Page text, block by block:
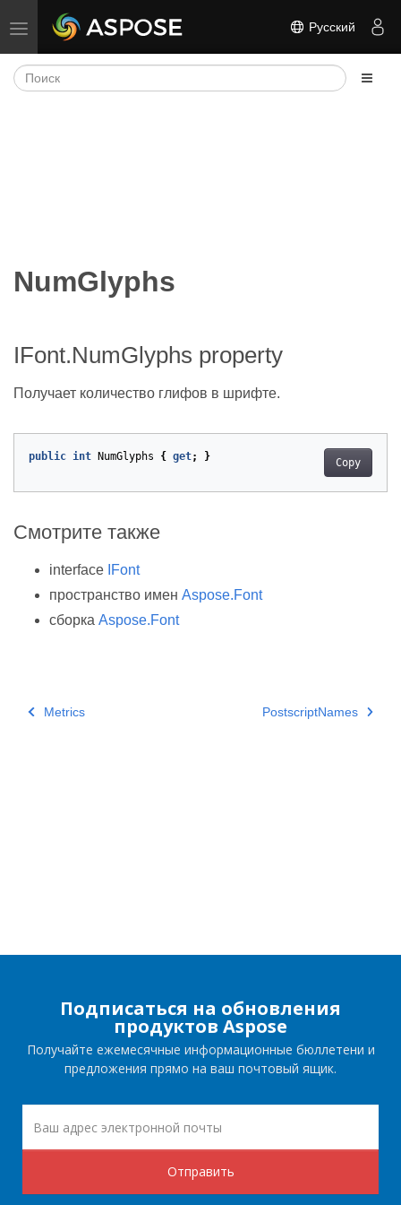
Переключить навигацию Русский
NumGlyphs
IFont.NumGlyphs property
Получает количество глифов в шрифте.
Copy
public int NumGlyphs { get; }
Смотрите также
interface IFont
пространство имен Aspose.Font
сборка Aspose.Font
Metrics PostscriptNames
Подписаться на обновления
продуктов Aspose
Получайте ежемесячные информационные бюллетени и
предложения прямо на ваш почтовый ящик.
Отправить